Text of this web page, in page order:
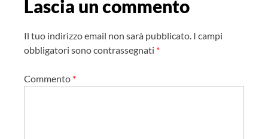
a
z
i
n
Lascia un commento
Il tuo indirizzo email non sarà pubblicato. I campi
obbligatori sono contrassegnati *
Commento *